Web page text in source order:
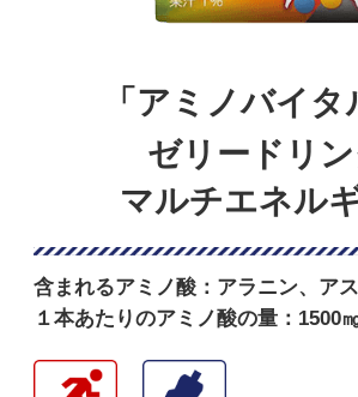
「アミノバイタ
ゼリードリン
マルチエネル
含まれるアミノ酸： アラニン、ア
１本あたりのアミノ酸の量： 1500